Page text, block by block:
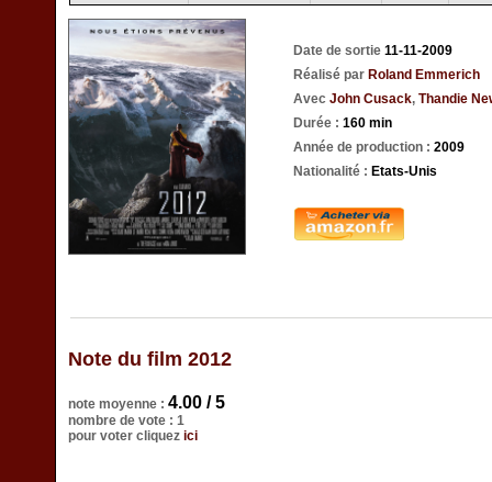
Date de sortie 11-11-2009
Réalisé par Roland Emmerich
Avec John Cusack, Thandie
Durée : 160 min
Année de production : 2009
Nationalité : Etats-Unis
Note du film 2012
note moyenne : 4.00 / 5
nombre de vote : 1
pour voter cliquez ici